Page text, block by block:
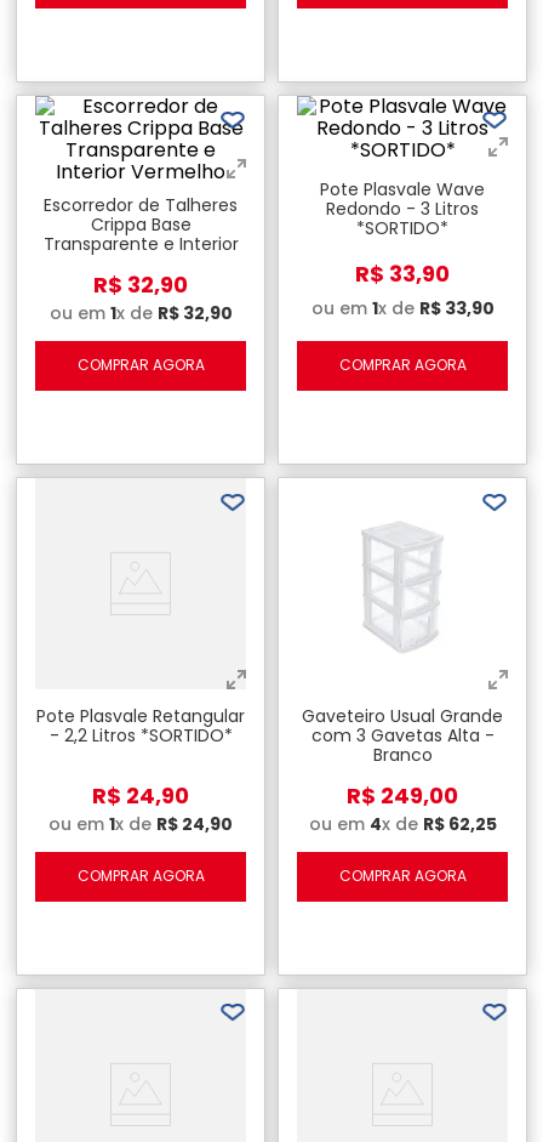
Escorredor de Talheres
Crippa Base
Transparente e Interior
R$ 32,90
ou em 1x de R$ 32,90
COMPRAR AGORA
Pote Plasvale Wave
Redondo - 3 Litros
*SORTIDO*
R$ 33,90
ou em 1x de R$ 33,90
COMPRAR AGORA
Pote Plasvale Retangular
- 2,2 Litros *SORTIDO*
R$ 24,90
ou em 1x de R$ 24,90
COMPRAR AGORA
Gaveteiro Usual Grande
com 3 Gavetas Alta -
Branco
R$ 249,00
ou em 4x de R$ 62,25
COMPRAR AGORA